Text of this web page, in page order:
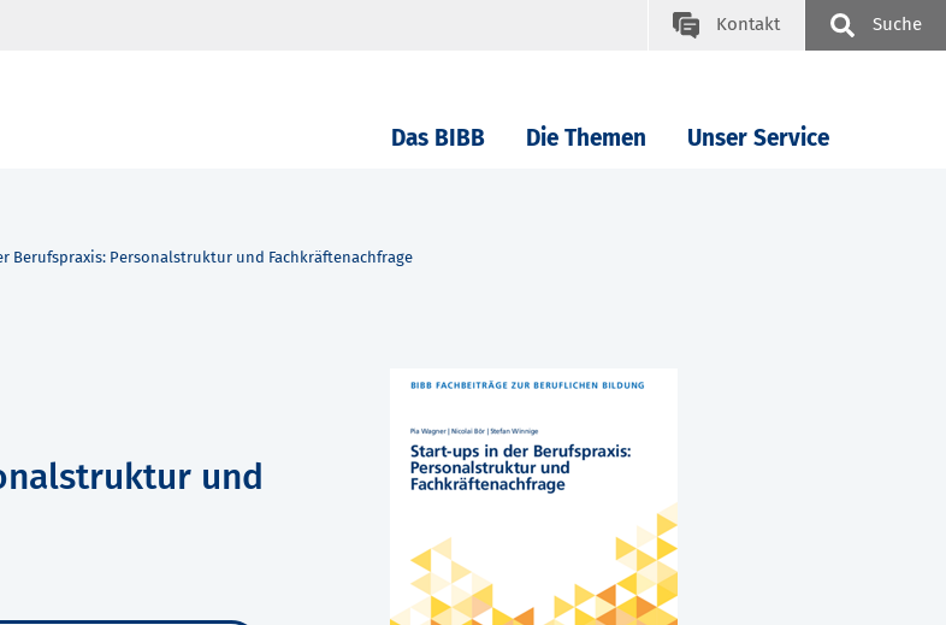
Kontakt Suche
Das BIBB Die Themen Unser Service
Berufspraxis: Personalstruktur und Fachkräftenachfrage
und